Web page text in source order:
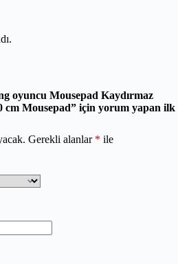
oyuncu Mousepad Kaydırmaz
Mousepad” için yorum yapan ilk
Gerekli alanlar * ile